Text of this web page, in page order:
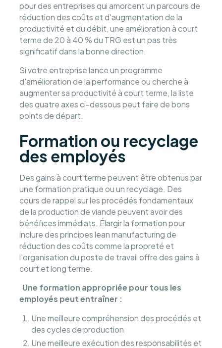
pour des entreprises qui amorcent un parcours de
réduction des coûts et d'augmentation de la
productivité et du débit, une amélioration à court
terme de 20 à 40 % du TRG est un pas très
significatif dans la bonne direction.
Si votre entreprise lance un programme
d'amélioration de la performance ou cherche à
augmenter sa productivité à court terme, la liste
des quatre axes ci-dessous peut faire de bons
points de départ.
Formation ou recyclage
des employés
Des gains à court terme peuvent être obtenus par
une formation pratique ou un recyclage. Des
cours de rappel sur les procédés fondamentaux
de la production de viande peuvent avoir des
bénéfices immédiats. Élargir la formation pour
inclure des principes lean manufacturing de
réduction des coûts comme la propreté et
l'organisation du poste de travail offre des gains à
court et long terme.
Une formation appropriée pour tous les
employés peut entraîner :
Une meilleure compréhension des procédés et
des cycles de production
Une meilleure exécution des responsabilités et